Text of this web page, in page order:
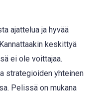
ajattelua ja hyvää
keskittyä
ei ole voittajaa.
strategioiden yhteinen
Pelissä on mukana